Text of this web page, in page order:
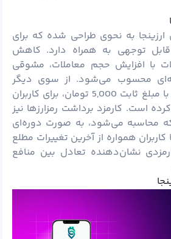
به نحوی طراحی شده که برای
قابل توجهی به همراه دارد. کاهش
با افزایش حجم معاملات، مشوقی
محسوب می‌شود. از سوی دیگر
کارمزد برداشت تومان با مبلغ ثابت 5,000 تومان، برای کاربران
است. کارمزد برداشت رمزارزها نیز
محاسبه می‌شود، به صورت دوره‌ای
همواره از آخرین تغییرات مطلع
نشان‌دهنده تعادل بین منافع